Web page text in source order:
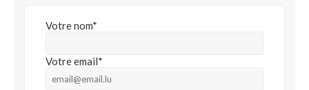
Votre nom*
Votre email*